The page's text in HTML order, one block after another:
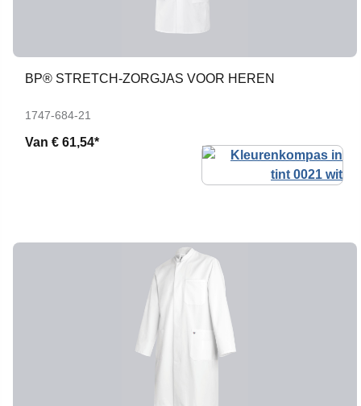
BP® STRETCH-ZORGJAS VOOR HEREN
1747-684-21
Van € 61,54*